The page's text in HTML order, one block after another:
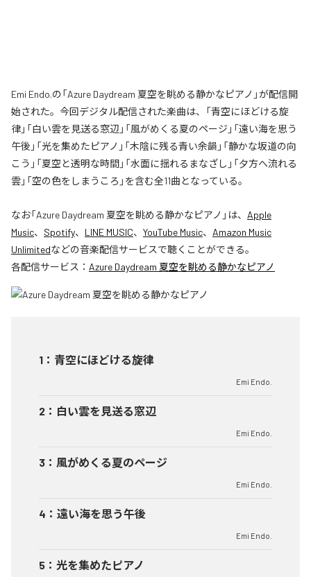
Emi Endo.の「Azure Daydream 夏空を眺める静かなピアノ」が配信開
始された。今回デジタル配信された楽曲は、「青空にほどける旋
律」「白い雲を見送る窓辺」「風がめくる夏のページ」「遠い海を思う
午後」「光を集めたピアノ」「木陰に残る青い余韻」「静かな坂道の向
こう」「夏空と透明な時間」「水面に揺れるまなざし」「夕方へ流れる
雲」「空の色をしまうころ」を含む全11曲となっている。
なお「Azure Daydream 夏空を眺める静かなピアノ 」は、 Apple
Music、 Spotify、 LINE MUSIC、 YouTube Music、 Amazon Music
Unlimitedなどの音楽配信サービスで聴くことができる。
各配信サービス： Azure Daydream 夏空を眺める静かなピアノ
1 ： 青空にほどける旋律
Emi Endo.
2 ： 白い雲を見送る窓辺
Emi Endo.
3 ： 風がめくる夏のページ
Emi Endo.
4 ： 遠い海を思う午後
Emi Endo.
5 ： 光を集めたピアノ